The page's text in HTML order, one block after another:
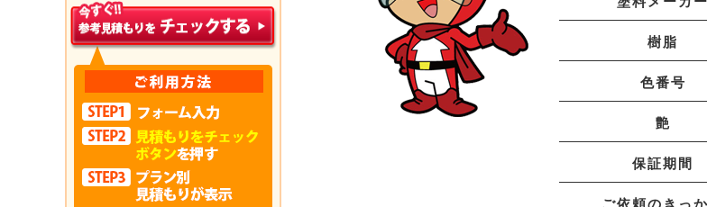
樹脂
色番号
艶
保証期間
ご依頼のきっ